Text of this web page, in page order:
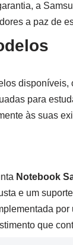
a
a paz de
para
às suas
Notebook
e um
que